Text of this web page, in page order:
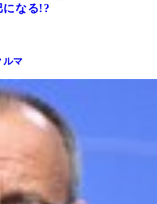
になる!?
ルマ